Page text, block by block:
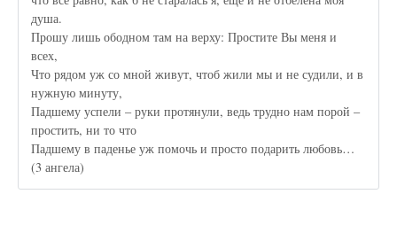
душа.
Прошу лишь ободном там на верху: Простите Вы меня и
всех,
Что рядом уж со мной живут, чтоб жили мы и не судили, и в
нужную минуту,
Падшему успели – руки протянули, ведь трудно нам порой –
простить, ни то что
Падшему в паденье уж помочь и просто подарить любовь…
(3 ангела)